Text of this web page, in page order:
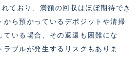
ており、満額の回収はほぼ期待でき
から預かっているデポジットや清掃
ている場合、その返還も困難にな
ラブルが発生するリスクもありま